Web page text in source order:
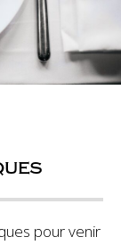
pour venir